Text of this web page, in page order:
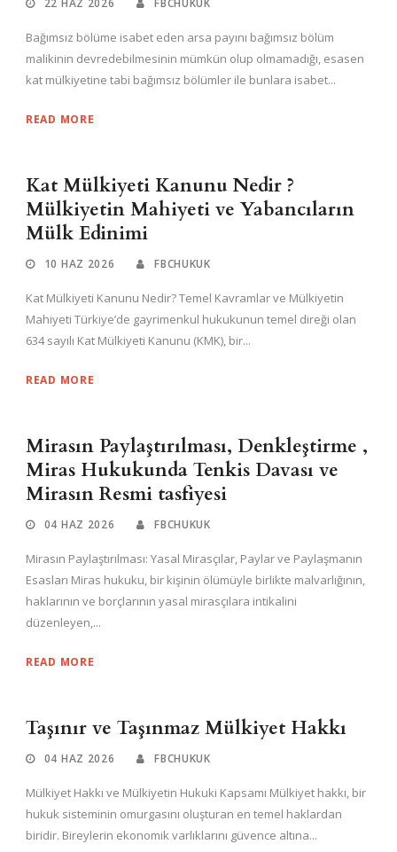
22 HAZ 2026 FBCHUKUK
Bağımsız bölüme isabet eden arsa payını bağımsız bölüm
malikinin devredebilmesinin mümkün olup olmamadığı, esasen
kat mülkiyetine tabi bağımsız bölümler ile bunlara isabet...
READ MORE
Kat Mülkiyeti Kanunu Nedir ?
Mülkiyetin Mahiyeti ve Yabancıların
Mülk Edinimi
10 HAZ 2026 FBCHUKUK
Kat Mülkiyeti Kanunu Nedir? Temel Kavramlar ve Mülkiyetin
Mahiyeti Türkiye’de gayrimenkul hukukunun temel direği olan
634 sayılı Kat Mülkiyeti Kanunu (KMK), bir...
READ MORE
Mirasın Paylaştırılması, Denkleştirme ,
Miras Hukukunda Tenkis Davası ve
Mirasın Resmi tasfiyesi
04 HAZ 2026 FBCHUKUK
Mirasın Paylaştırılması: Yasal Mirasçılar, Paylar ve Paylaşmanın
Esasları Miras hukuku, bir kişinin ölümüyle birlikte malvarlığının,
haklarının ve borçlarının yasal mirasçılara intikalini
düzenleyen,...
READ MORE
Taşınır ve Taşınmaz Mülkiyet Hakkı
04 HAZ 2026 FBCHUKUK
Mülkiyet Hakkı ve Mülkiyetin Hukuki Kapsamı Mülkiyet hakkı, bir
hukuk sisteminin omurgasını oluşturan en temel haklardan
biridir. Bireylerin ekonomik varlıklarını güvence altına...